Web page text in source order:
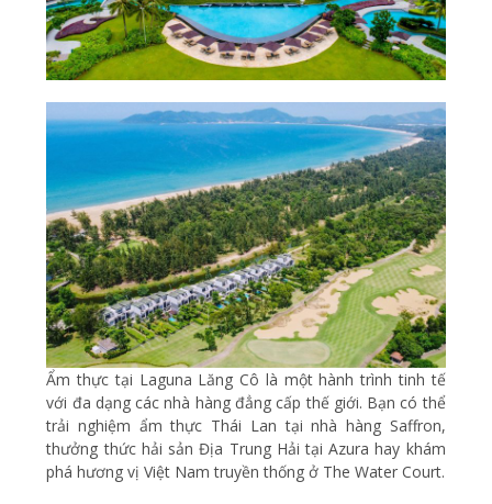
Ẩm thực tại Laguna Lăng Cô là một hành trình tinh tế
với đa dạng các nhà hàng đẳng cấp thế giới. Bạn có thể
trải nghiệm ẩm thực Thái Lan tại nhà hàng Saffron,
thưởng thức hải sản Địa Trung Hải tại Azura hay khám
phá hương vị Việt Nam truyền thống ở The Water Court.